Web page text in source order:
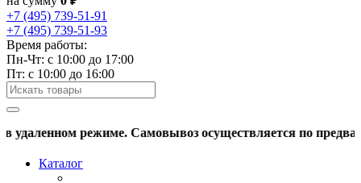
+7 (495) 739-51-91
+7 (495) 739-51-93
Время работы:
Пн-Чт: c 10:00 до 17:00
Пт: с 10:00 до 16:00
режиме. Самовывоз осуществляется по
Каталог